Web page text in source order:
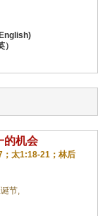
的机会
太1:18-21；林后
节,